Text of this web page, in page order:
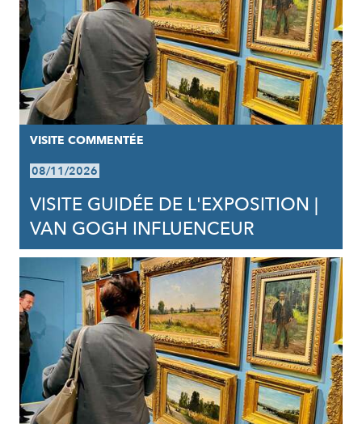
VISITE COMMENTÉE
08/11/2026
VISITE GUIDÉE DE L'EXPOSITION |
VAN GOGH INFLUENCEUR